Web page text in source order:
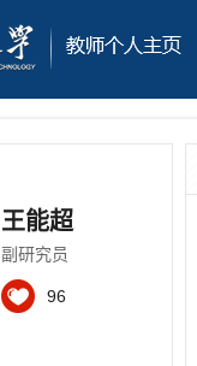
王能超
副研究员
96